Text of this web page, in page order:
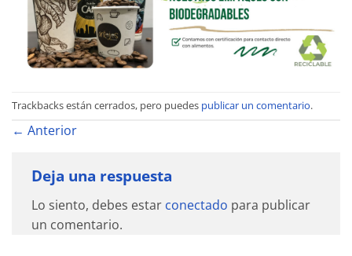
Trackbacks están cerrados, pero puedes publicar un comentario.
← Anterior
Deja una respuesta
Lo siento, debes estar conectado para publicar
un comentario.